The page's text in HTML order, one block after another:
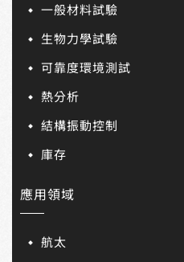
一般材料試驗
生物力學試驗
可靠度環境測試
熱分析
結構振動控制
庫存
應用領域
航太